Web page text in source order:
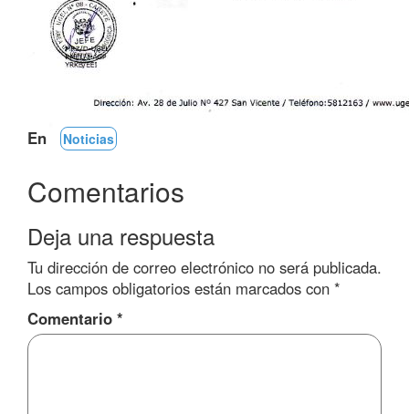
En Noticias
Comentarios
Deja una respuesta
Tu dirección de correo electrónico no será publicada.
Los campos obligatorios están marcados con *
Comentario *